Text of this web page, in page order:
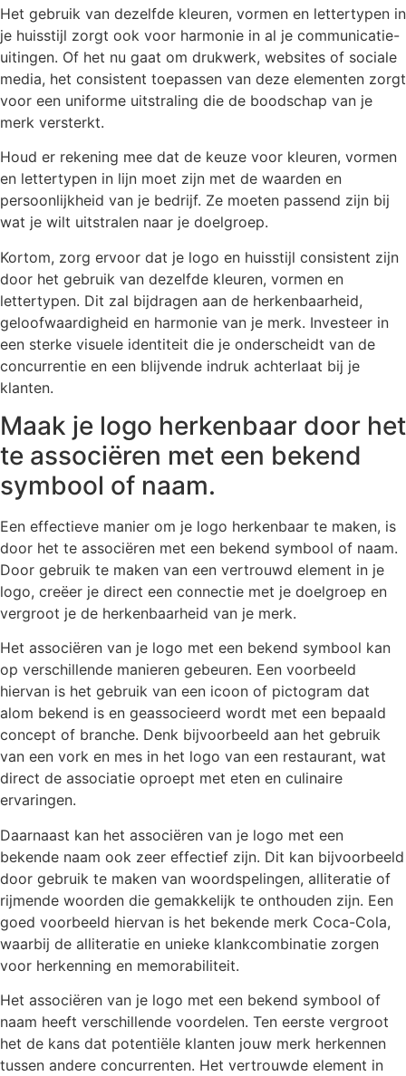
Het gebruik van dezelfde kleuren, vormen en lettertypen in
je huisstijl zorgt ook voor harmonie in al je communicatie-
uitingen. Of het nu gaat om drukwerk, websites of sociale
media, het consistent toepassen van deze elementen zorgt
voor een uniforme uitstraling die de boodschap van je
merk versterkt.
Houd er rekening mee dat de keuze voor kleuren, vormen
en lettertypen in lijn moet zijn met de waarden en
persoonlijkheid van je bedrijf. Ze moeten passend zijn bij
wat je wilt uitstralen naar je doelgroep.
Kortom, zorg ervoor dat je logo en huisstijl consistent zijn
door het gebruik van dezelfde kleuren, vormen en
lettertypen. Dit zal bijdragen aan de herkenbaarheid,
geloofwaardigheid en harmonie van je merk. Investeer in
een sterke visuele identiteit die je onderscheidt van de
concurrentie en een blijvende indruk achterlaat bij je
klanten.
Maak je logo herkenbaar door het
te associëren met een bekend
symbool of naam.
Een effectieve manier om je logo herkenbaar te maken, is
door het te associëren met een bekend symbool of naam.
Door gebruik te maken van een vertrouwd element in je
logo, creëer je direct een connectie met je doelgroep en
vergroot je de herkenbaarheid van je merk.
Het associëren van je logo met een bekend symbool kan
op verschillende manieren gebeuren. Een voorbeeld
hiervan is het gebruik van een icoon of pictogram dat
alom bekend is en geassocieerd wordt met een bepaald
concept of branche. Denk bijvoorbeeld aan het gebruik
van een vork en mes in het logo van een restaurant, wat
direct de associatie oproept met eten en culinaire
ervaringen.
Daarnaast kan het associëren van je logo met een
bekende naam ook zeer effectief zijn. Dit kan bijvoorbeeld
door gebruik te maken van woordspelingen, alliteratie of
rijmende woorden die gemakkelijk te onthouden zijn. Een
goed voorbeeld hiervan is het bekende merk Coca-Cola,
waarbij de alliteratie en unieke klankcombinatie zorgen
voor herkenning en memorabiliteit.
Het associëren van je logo met een bekend symbool of
naam heeft verschillende voordelen. Ten eerste vergroot
het de kans dat potentiële klanten jouw merk herkennen
tussen andere concurrenten. Het vertrouwde element in